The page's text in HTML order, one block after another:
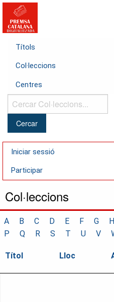
Títols
Col·leccions
Centres
Cercar
Col·leccions...
Iniciar sessió
Participar
Col·leccions
A B C D E F G H
P
Q R S T U V
Títol Lloc